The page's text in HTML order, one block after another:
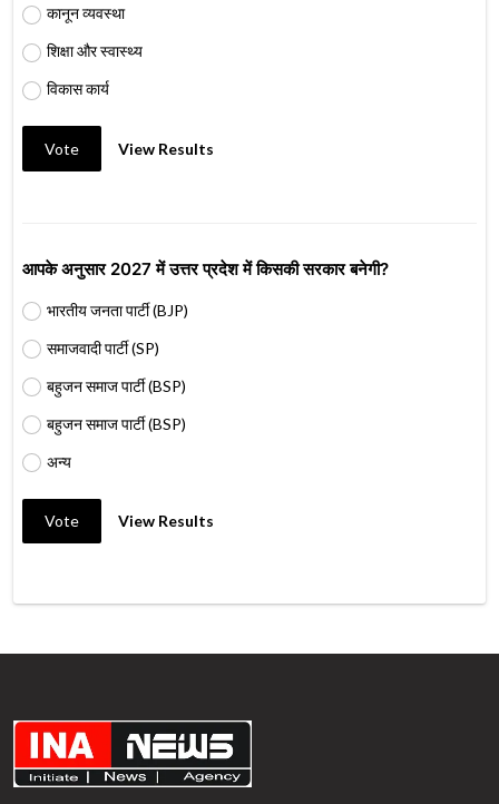
कानून व्यवस्था
शिक्षा और स्वास्थ्य
विकास कार्य
Vote View Results
आपके अनुसार 2027 में उत्तर प्रदेश में किसकी सरकार बनेगी?
भारतीय जनता पार्टी (BJP)
समाजवादी पार्टी (SP)
बहुजन समाज पार्टी (BSP)
बहुजन समाज पार्टी (BSP)
अन्य
Vote View Results